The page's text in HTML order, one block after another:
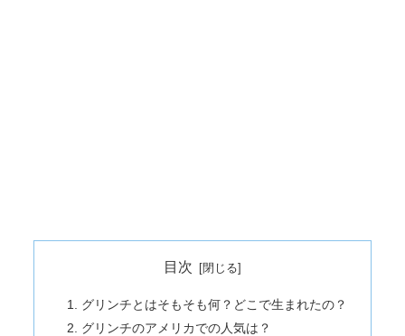
目次
グリンチとはそもそも何？どこで生まれたの？
グリンチのアメリカでの人気は？